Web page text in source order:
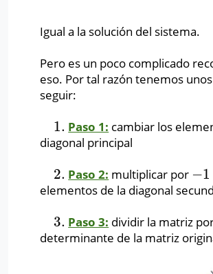
Igual a la solución del sistema.
Pero es un poco complicado
eso. Por tal razón tenemos
seguir:
1.
1. Paso 1: cambiar los
diagonal principal
2.
2. Paso 2: multiplicar por −1
−1
elementos de la diagonal
3.
3. Paso 3: dividir la matriz
determinante de la matriz